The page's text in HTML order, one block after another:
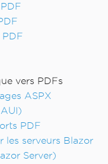
vers PDFs
ASPX
PDF
les serveurs Blazor
Server)